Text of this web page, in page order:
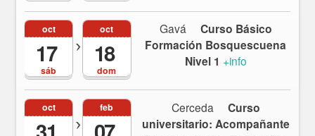
sáb
oct
17
dom
oct
18
Gavá
Curso Básico
Formación Bosquescuena
Nivel 1 +info
oct feb Cerceda
Curso
universitario: Acompañante